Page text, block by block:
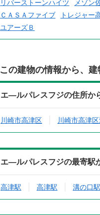
リバーストーンハイツ メゾン
ＣＡＳＡファイブ
トレジャー
ユアーズＢ
この建物の情報から、
エ―ルパレスフジの住所か
川崎市高津区 川崎市高津
エ―ルパレスフジの最寄駅
高津駅 高津駅 溝の口駅